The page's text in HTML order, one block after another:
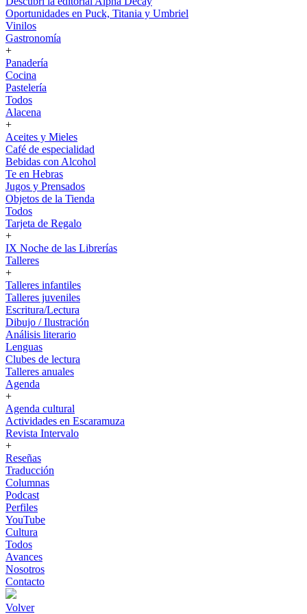
Oportunidades en Puck, Titania y Umbriel
Vinilos
Gastronomía
+
Panadería
Cocina
Pastelería
Todos
Alacena
+
Aceites y Mieles
Café de especialidad
Bebidas con Alcohol
Te en Hebras
Jugos y Prensados
Objetos de la Tienda
Todos
Tarjeta de Regalo
+
IX Noche de las Librerías
Talleres
+
Talleres infantiles
Talleres juveniles
Escritura/Lectura
Dibujo / Ilustración
Análisis literario
Lenguas
Clubes de lectura
Talleres anuales
Agenda
+
Agenda cultural
Actividades en Escaramuza
Revista Intervalo
+
Reseñas
Traducción
Columnas
Podcast
Perfiles
YouTube
Cultura
Todos
Avances
Nosotros
Contacto
Volver